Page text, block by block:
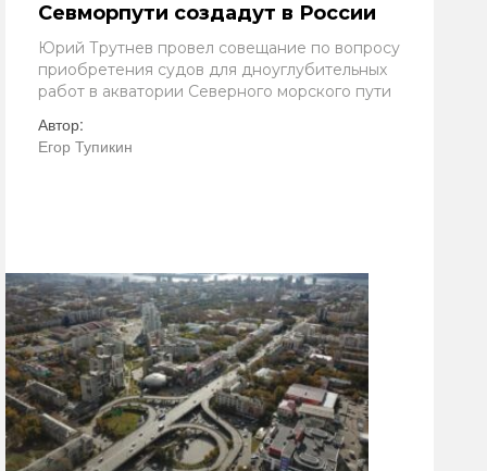
Севморпути создадут в России
Юрий Трутнев провел совещание по вопросу
приобретения судов для дноуглубительных
работ в акватории Северного морского пути
Автор:
Егор Тупикин